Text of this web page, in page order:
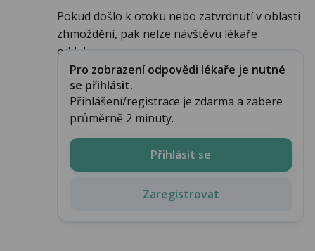
Pokud došlo k otoku nebo zatvrdnutí v oblasti
zhmoždění, pak nelze návštěvu lékaře
oddalov...
Pro zobrazení odpovědi lékaře je nutné
se přihlásit.
Přihlášení/registrace je zdarma a zabere
průměrně 2 minuty.
Přihlásit se
Zaregistrovat